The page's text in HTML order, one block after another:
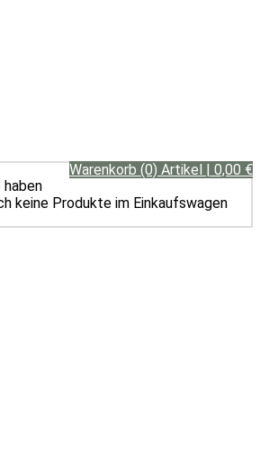
Warenkorb (0) Artikel | 0,00 €
haben
keine Produkte im Einkaufswagen